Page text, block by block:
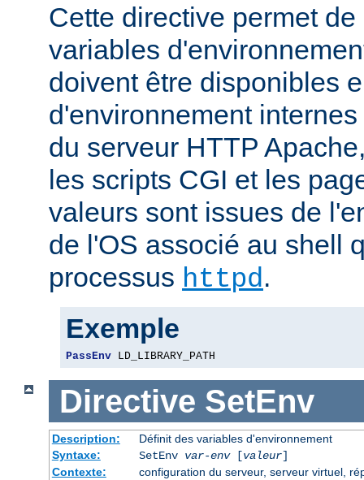
Cette directive permet
variables
doivent être disponibles
d'environnement
du serveur HTTP
les scripts CGI et les
valeurs sont issues de
de l'OS associé au shell
processus httpd.
Exemple
PassEnv LD_LIBRARY_PATH
Directive SetEnv
Description:
Définit des variables d'environnement
Syntaxe:
SetEnv var-env[valeur]
Contexte:
configuration du serveur, serveur virtuel,